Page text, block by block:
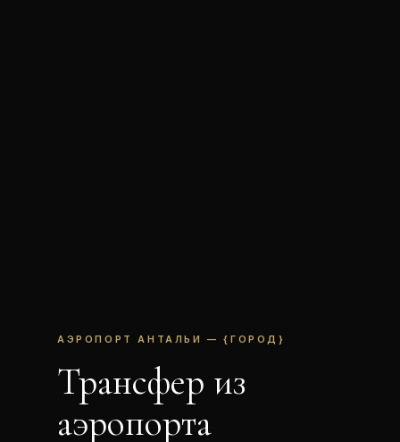
АЭРОПОРТ АНТАЛЬИ — {ГОРОД}
Трансфер из
аэропорта